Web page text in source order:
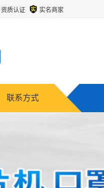
资质认证 实名商家
联系方式